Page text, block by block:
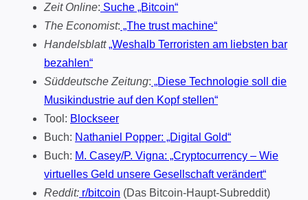
Zeit Online: Suche „Bitcoin“
The Economist: „The trust machine“
Handelsblatt „Weshalb Terroristen am liebsten bar
bezahlen“
Süddeutsche Zeitung: „Diese Technologie soll die
Musikindustrie auf den Kopf stellen“
Tool: Blockseer
Buch: Nathaniel Popper: „Digital Gold“
Buch: M. Casey/P. Vigna: „Cryptocurrency – Wie
virtuelles Geld unsere Gesellschaft verändert“
Reddit: r/bitcoin (Das Bitcoin-Haupt-Subreddit)